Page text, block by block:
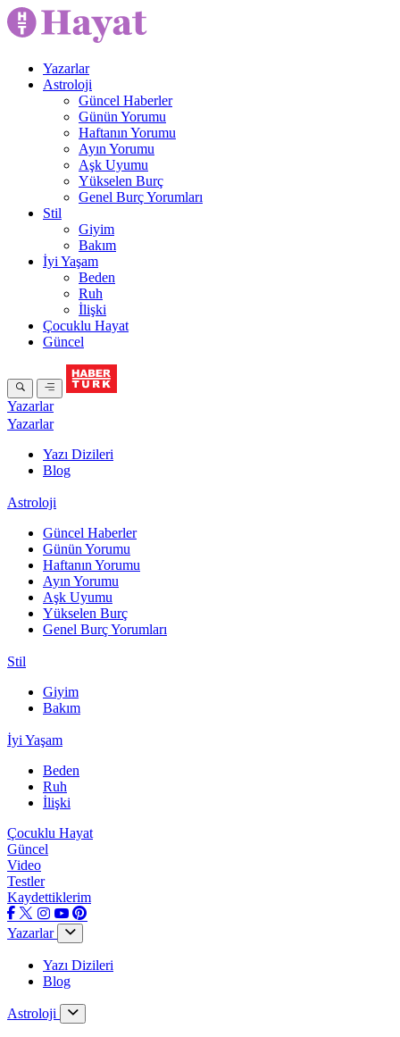
Yazarlar
Astroloji
Güncel Haberler
Günün Yorumu
Haftanın Yorumu
Ayın Yorumu
Aşk Uyumu
Yükselen Burç
Genel Burç Yorumları
Stil
Giyim
Bakım
İyi Yaşam
Beden
Ruh
İlişki
Çocuklu Hayat
Güncel
Yazarlar
Yazarlar
Yazı Dizileri
Blog
Astroloji
Güncel Haberler
Günün Yorumu
Haftanın Yorumu
Ayın Yorumu
Aşk Uyumu
Yükselen Burç
Genel Burç Yorumları
Stil
Giyim
Bakım
İyi Yaşam
Beden
Ruh
İlişki
Çocuklu Hayat
Güncel
Video
Testler
Kaydettiklerim
Yazarlar
Yazı Dizileri
Blog
Astroloji